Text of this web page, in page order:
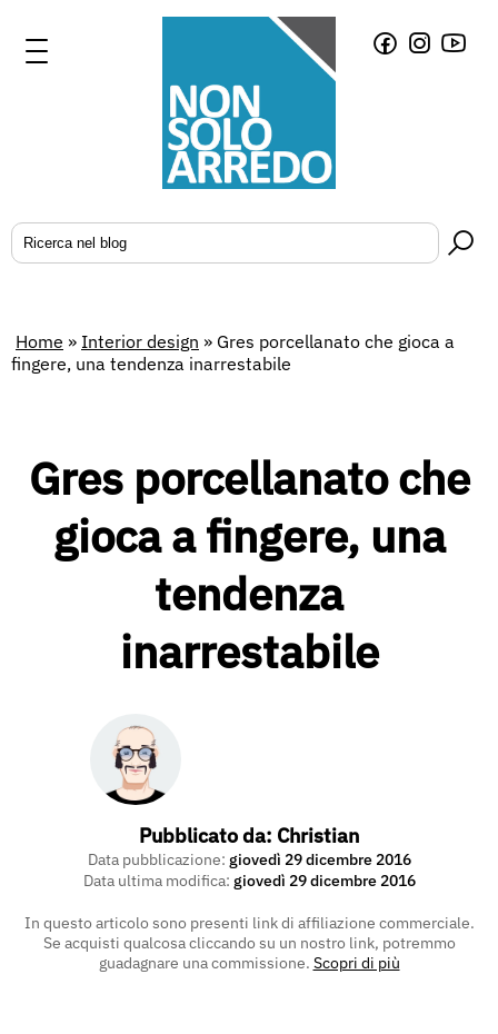
Home » Interior design » Gres porcellanato che gioca a
fingere, una tendenza inarrestabile
Gres porcellanato che
gioca a fingere, una
tendenza
inarrestabile
Pubblicato da: Christian
Data pubblicazione: giovedì 29 dicembre 2016
Data ultima modifica: giovedì 29 dicembre 2016
In questo articolo sono presenti link di affiliazione commerciale.
Se acquisti qualcosa cliccando su un nostro link, potremmo
guadagnare una commissione. Scopri di più